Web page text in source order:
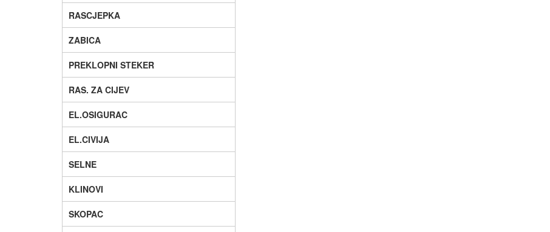
RASCJEPKA
ZABICA
PREKLOPNI STEKER
RAS. ZA CIJEV
EL.OSIGURAC
EL.CIVIJA
SELNE
KLINOVI
SKOPAC